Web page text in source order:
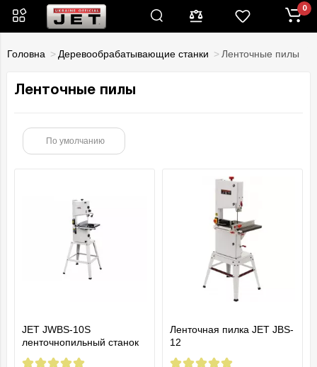
0
Головна Деревообрабатывающие станки Ленточные пилы
Ленточные пилы
По умолчанию
JET JWBS-10S
ленточнопильный станок
230 В
Ленточная пилка JET JBS-
12